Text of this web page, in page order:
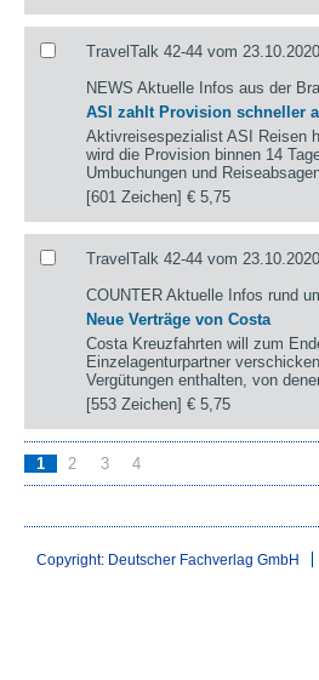
TravelTalk 42-44 vom
NEWS Aktuelle Infos aus der
ASI zahlt Provision schneller
Aktivreisespezialist ASI Reisen
wird die Provision binnen 14
Umbuchungen und
[601 Zeichen]€ 5,75
TravelTalk 42-44 vom
COUNTER Aktuelle Infos rund
Neue Verträge von Costa
Costa Kreuzfahrten will zum
Einzelagenturpartner
Vergütungen enthalten, von
[553 Zeichen]€ 5,75
1 2 3 4
Copyright: Deutscher Fachverlag GmbH